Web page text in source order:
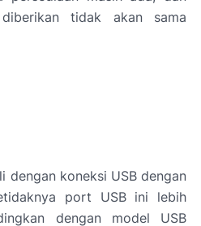
tidak akan sama
dengan koneksi USB dengan
port USB ini lebih
dengan model USB